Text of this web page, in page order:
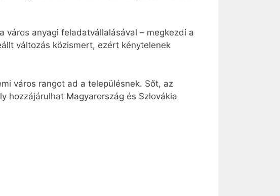
város anyagi feladatvállalásával – megkezdi a
változás közismert, ezért kénytelenek
város rangot ad a településnek. Sőt, az
hozzájárulhat Magyarország és Szlovákia